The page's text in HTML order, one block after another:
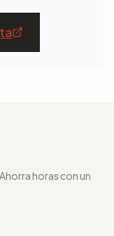
horas con un